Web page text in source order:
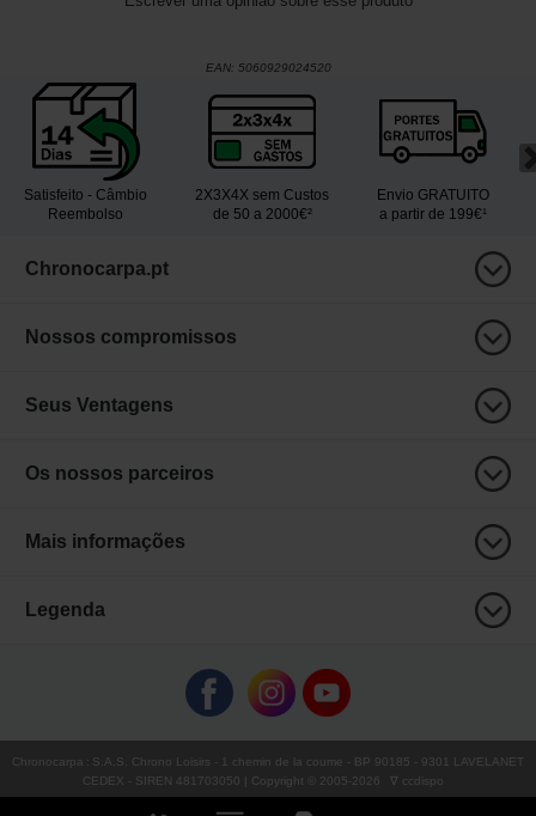
EAN: 5060929024520
Satisfeito - Câmbio
Reembolso
2X3X4X sem Custos
de 50 a 2000€²
Envio GRATUITO
a partir de 199€¹
Chronocarpa.pt
Nossos compromissos
Seus Ventagens
Os nossos parceiros
Mais informações
Legenda
Chronocarpa : S.A.S. Chrono Loisirs - 1 chemin de la coume - BP 90185 - 9301 LAVELANET
CEDEX - SIREN 481703050 | Copyright © 2005-2026 ∇ ccdispo